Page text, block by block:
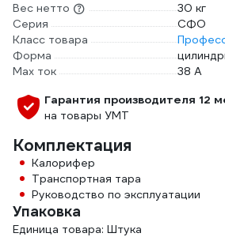
Вес нетто
30 кг
Серия
СФО
Класс товара
Форма
Max ток
38 А
Гарантия производителя 12
на товары УМТ
Комплектация
Калорифер
Транспортная тара
Руководство по эксплуатации
Упаковка
Единица товара: Штука